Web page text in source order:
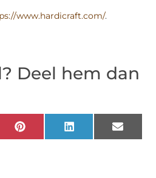
www.hardicraft.com/.
Deel hem dan
Pinterest LinkedIn Email